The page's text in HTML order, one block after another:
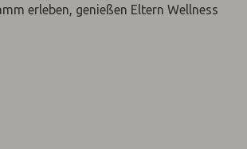
erleben, genießen Eltern Wellness